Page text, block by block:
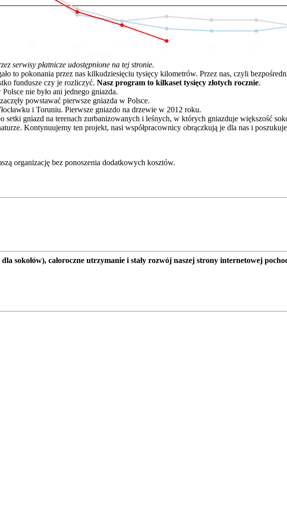
serwisy płatnicze udostępnione na tej stronie.
to pokonania przez nas kilkudziesięciu tysięcy kilometrów. Przez nas, czyli
fundusze czy je rozliczyć. Nasz program to kilkaset tysięcy złotych rocznie.
nie było ani jednego gniazda.
powstawać pierwsze gniazda w Polsce.
i Toruniu. Pierwsze gniazdo na drzewie w 2012 roku.
gniazd na terenach zurbanizowanych i leśnych, w których gniazduje większość
Kontynuujemy ten projekt, nasi współpracownicy obrączkują je dla nas i
organizację bez ponoszenia dodatkowych kosztów.
sokołów), całoroczne utrzymanie i stały rozwój naszej strony internetowej